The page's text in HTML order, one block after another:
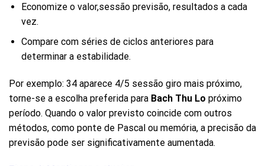
Economize o valor,sessão previsão, resultados a cada
vez.
Compare com séries de ciclos anteriores para
determinar a estabilidade.
Por exemplo: 34 aparece 4/5 sessão giro mais próximo,
torne-se a escolha preferida para Bach Thu Lo próximo
período. Quando o valor previsto coincide com outros
métodos, como ponte de Pascal ou memória, a precisão da
previsão pode ser significativamente aumentada.